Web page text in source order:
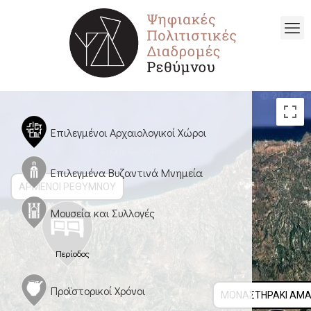
ΑΡΜΈΝΟΙ ΡΕΘΎΜΝΟΥ
ΜΟΝΑΣΤΗΡΆΚΙ
Επιλεγμένοι Αρχαιολογικοί Χώροι
Επιλεγμένα Βυζαντινά Μνημεία
Μουσεία και Συλλογές
Περίοδος
Προϊστορικοί Χρόνοι